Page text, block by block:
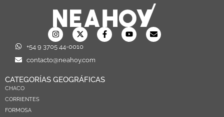
+54 9 3705 44-0010
contacto@neahoy.com
CATEGORÍAS GEOGRÁFICAS
CHACO
CORRIENTES
FORMOSA